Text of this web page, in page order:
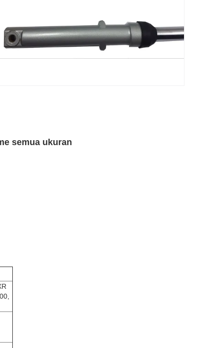
semua ukuran